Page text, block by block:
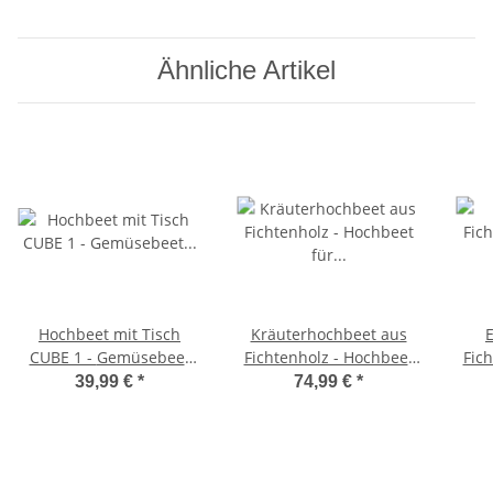
Ähnliche Artikel
Hochbeet mit Tisch
CUBE 1 - Gemüsebeet
Kräuterbeet - Beet für
39,99 € *
Kräuterhochbeet aus
Fichtenholz - Hochbeet
für Kräuter & Gemüse
74,99 € *